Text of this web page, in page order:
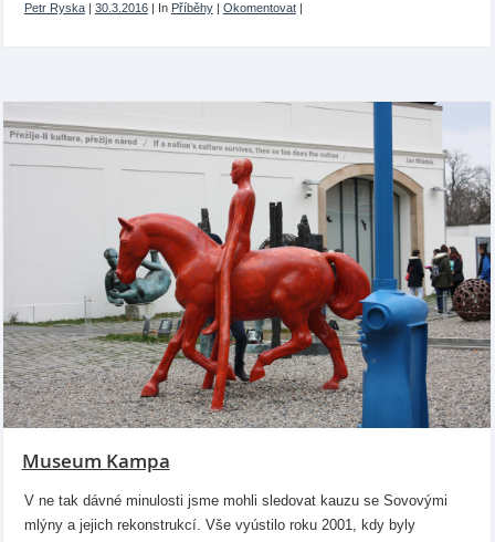
Petr Ryska| 30.3.2016| In Příběhy| Okomentovat|
Museum Kampa
V ne tak dávné minulosti jsme mohli sledovat kauzu se Sovovými
mlýny a jejich rekonstrukcí. Vše vyústilo roku 2001, kdy byly